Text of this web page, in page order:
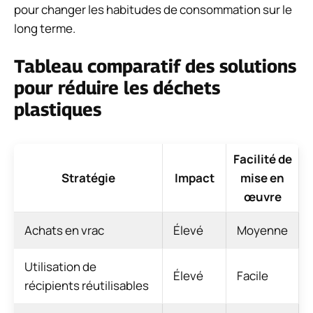
pour changer les habitudes de consommation sur le
long terme.
Tableau comparatif des solutions
pour réduire les déchets
plastiques
Stratégie Impact
Facilité de
mise en
œuvre
Achats en vrac Élevé Moyenne
Utilisation de
récipients réutilisables
Élevé Facile